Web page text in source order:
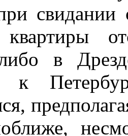
свидании
квартиры
в
к